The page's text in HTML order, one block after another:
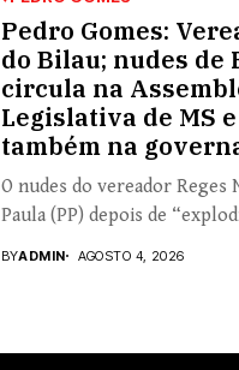
Pedro Gomes:
do Bilau; nudes de
circula na
Legislativa de MS e
também na
O nudes do vereador Reges
Paula (PP) depois de
BYADMIN AGOSTO 4, 2026